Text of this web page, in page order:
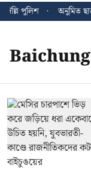
পুলিশ
অনুমিত